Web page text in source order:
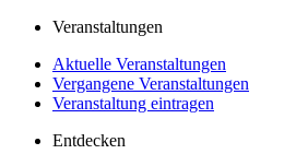
Veranstaltungen
Aktuelle Veranstaltungen
Vergangene Veranstaltungen
Veranstaltung eintragen
Entdecken